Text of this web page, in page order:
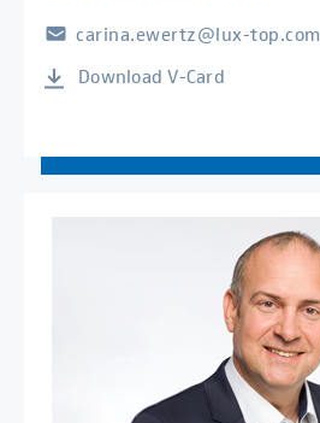
carina.ewertz@lux-top.com
Download V-Card